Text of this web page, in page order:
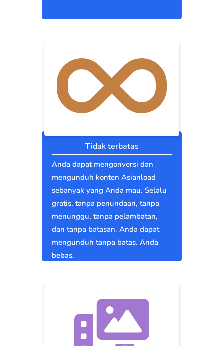
Tidak terbatas
Anda dapat mengonversi dan
mengunduh konten Asianload
sebanyak yang Anda mau. Selalu
gratis, tanpa penundaan, tanpa
menunggu, tanpa pelambatan,
dan tanpa batasan. Anda dapat
mengunduh tanpa batas. Anda
bebas.